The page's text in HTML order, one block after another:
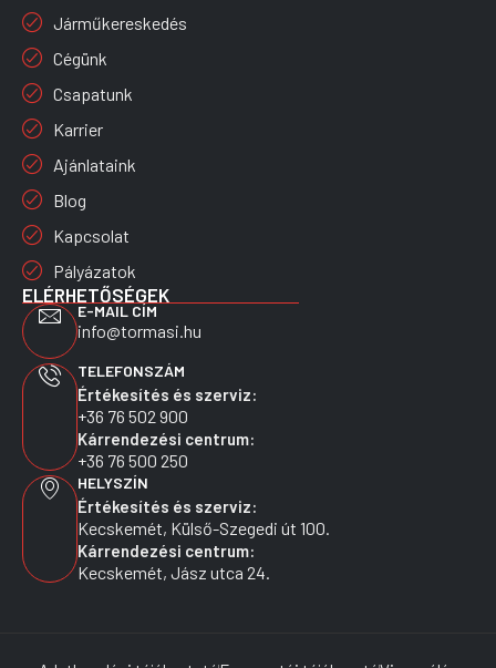
Járműkereskedés
Cégünk
Csapatunk
Karrier
Ajánlataink
Blog
Kapcsolat
Pályázatok
ELÉRHETŐSÉGEK
E-MAIL CÍM
info@tormasi.hu
TELEFONSZÁM
Értékesítés és szerviz:
+36 76 502 900
Kárrendezési centrum:
+36 76 500 250
HELYSZÍN
Értékesítés és szerviz:
Kecskemét, Külső-Szegedi út 100.
Kárrendezési centrum:
Kecskemét, Jász utca 24.